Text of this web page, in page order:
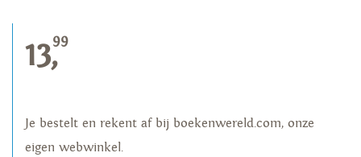
13,99
Je bestelt en rekent af bij boekenwereld.com, onze
eigen webwinkel.